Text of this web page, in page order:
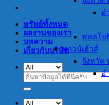
ทรัพย์ทั้งหมด
ผลงานของเรา
บทความ
เกี่ยวกับบริษัท
ค้นหา:
อ
พหลโย
ทาวน์เฮ้าส์
จังหวัด
อ